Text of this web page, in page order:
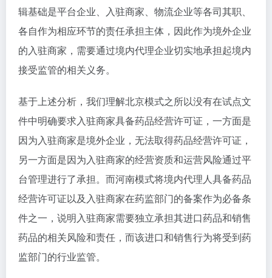
辑基础是平台企业、入驻商家、物流企业等各司其职、
各自作为相应环节的责任承担主体，因此作为境外企业
的入驻商家，需要通过境内代理企业切实地承担起境内
接受监管的相关义务。
基于上述分析，我们理解北京模式之所以没有在试点文
件中明确要求入驻商家具备药品经营许可证，一方面是
因为入驻商家是境外企业，无法取得药品经营许可证，
另一方面是因为入驻商家的经营资质和运营风险通过平
台管理进行了承担。而河南模式将境内代理人具备药品
经营许可证以及入驻商家在药监部门的备案作为必备条
件之一，说明入驻商家需要独立承担其进口药品和销售
药品的相关风险和责任，而该进口和销售行为将受到药
监部门的行业监管。